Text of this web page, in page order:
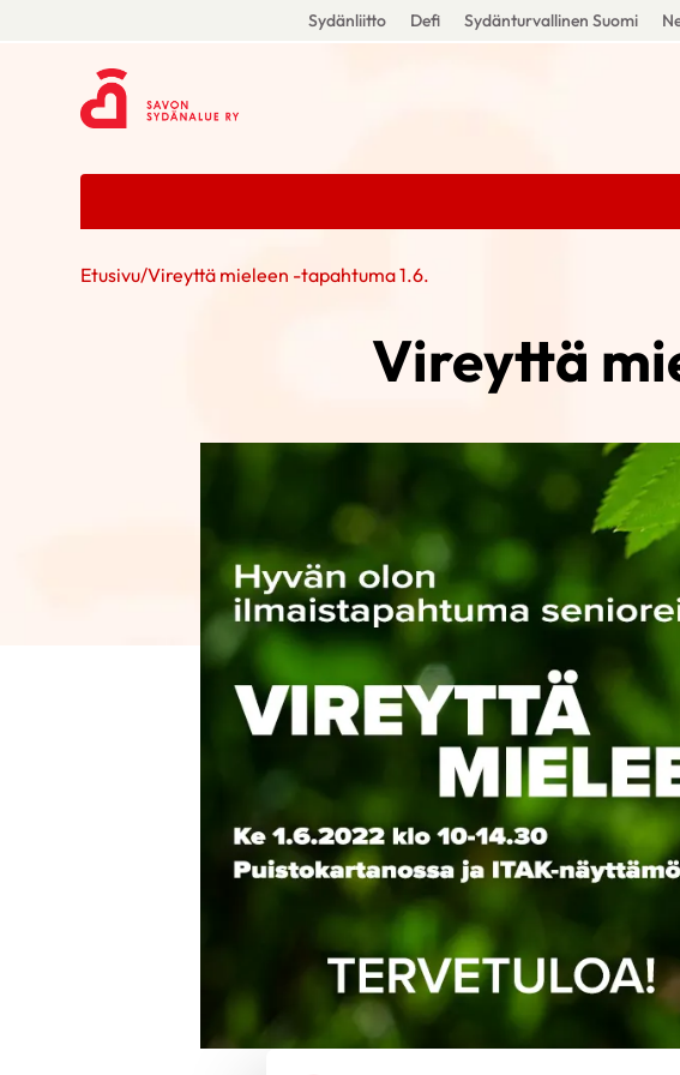
Sydänliitto Defi Sydänturvallinen Suomi
Etusivu/Vireyttä mieleen -tapahtuma 1.6.
Vireyttä